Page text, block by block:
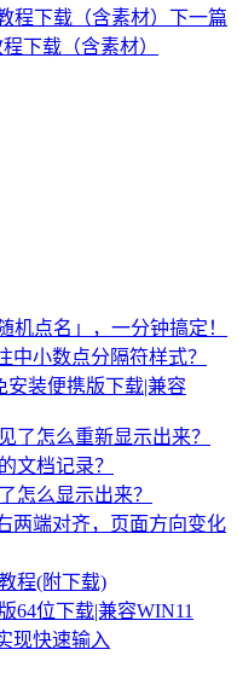
程下载（含素材） 下一篇
下载（含素材）
机点名」，一分钟搞定！
中小数点分隔符样式？
安装便携版下载|兼容
了怎么重新显示出来？
文档记录？
怎么显示出来？
两端对齐，页面方向变化
程(附下载)
64位下载|兼容WIN11
现快速输入